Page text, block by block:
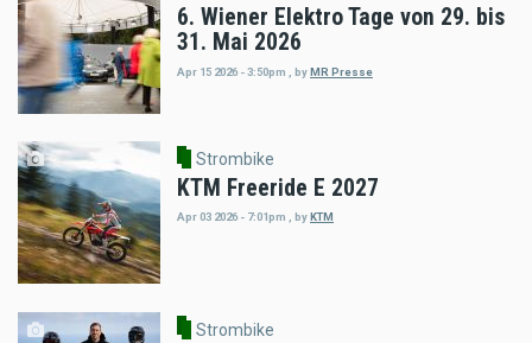
6. Wiener Elektro Tage von 29. bis
31. Mai 2026
Apr 15 2026 - 3:50pm byMR Presse
Strombike
KTM Freeride E 2027
Apr 03 2026 - 7:01pm , byKTM
Strombike